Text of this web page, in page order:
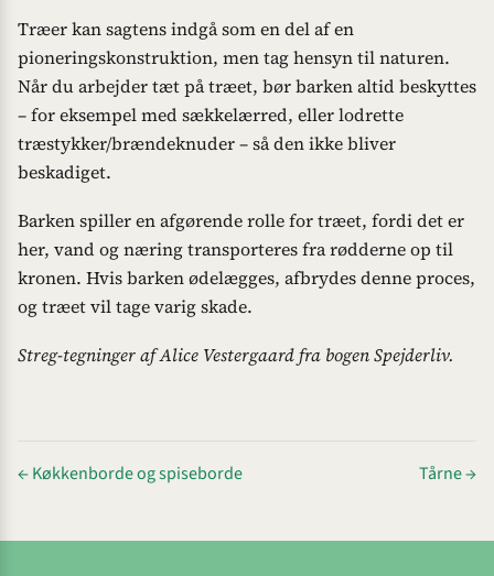
Træer kan sagtens indgå som en del af en
pioneringskonstruktion, men tag hensyn til naturen.
Når du arbejder tæt på træet, bør barken altid beskyttes
– for eksempel med sækkelærred, eller lodrette
træstykker/brændeknuder – så den ikke bliver
beskadiget.
Barken spiller en afgørende rolle for træet, fordi det er
her, vand og næring transporteres fra rødderne op til
kronen. Hvis barken ødelægges, afbrydes denne proces,
og træet vil tage varig skade.
Streg-tegninger af Alice Vestergaard fra bogen Spejderliv.
← Køkkenborde og spiseborde Tårne →